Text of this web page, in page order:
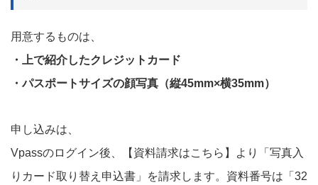
用意するものは、
・上で紹介したクレジットカード
・パスポートサイズの顔写真（縦45mm×横35mm）
申し込みは、
Vpassのログイン後、【資料請求はこちら】より「写真入
りカード取り替え申込書」を請求します。資料番号は「32